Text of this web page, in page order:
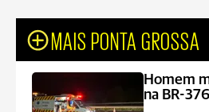
MAIS PONTA GROSSA
Homem
na BR-